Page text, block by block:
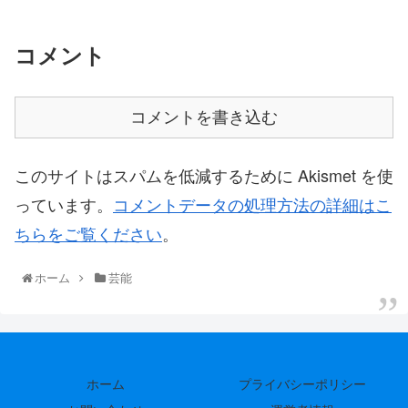
コメント
コメントを書き込む
このサイトはスパムを低減するために Akismet を使
っています。 コメントデータの処理方法の詳細はこ
ちらをご覧ください。
ホーム 芸能
ホーム
プライバシーポリシー